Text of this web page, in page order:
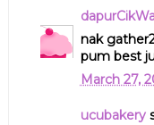
nak
pum best
March 27,
ucubakery